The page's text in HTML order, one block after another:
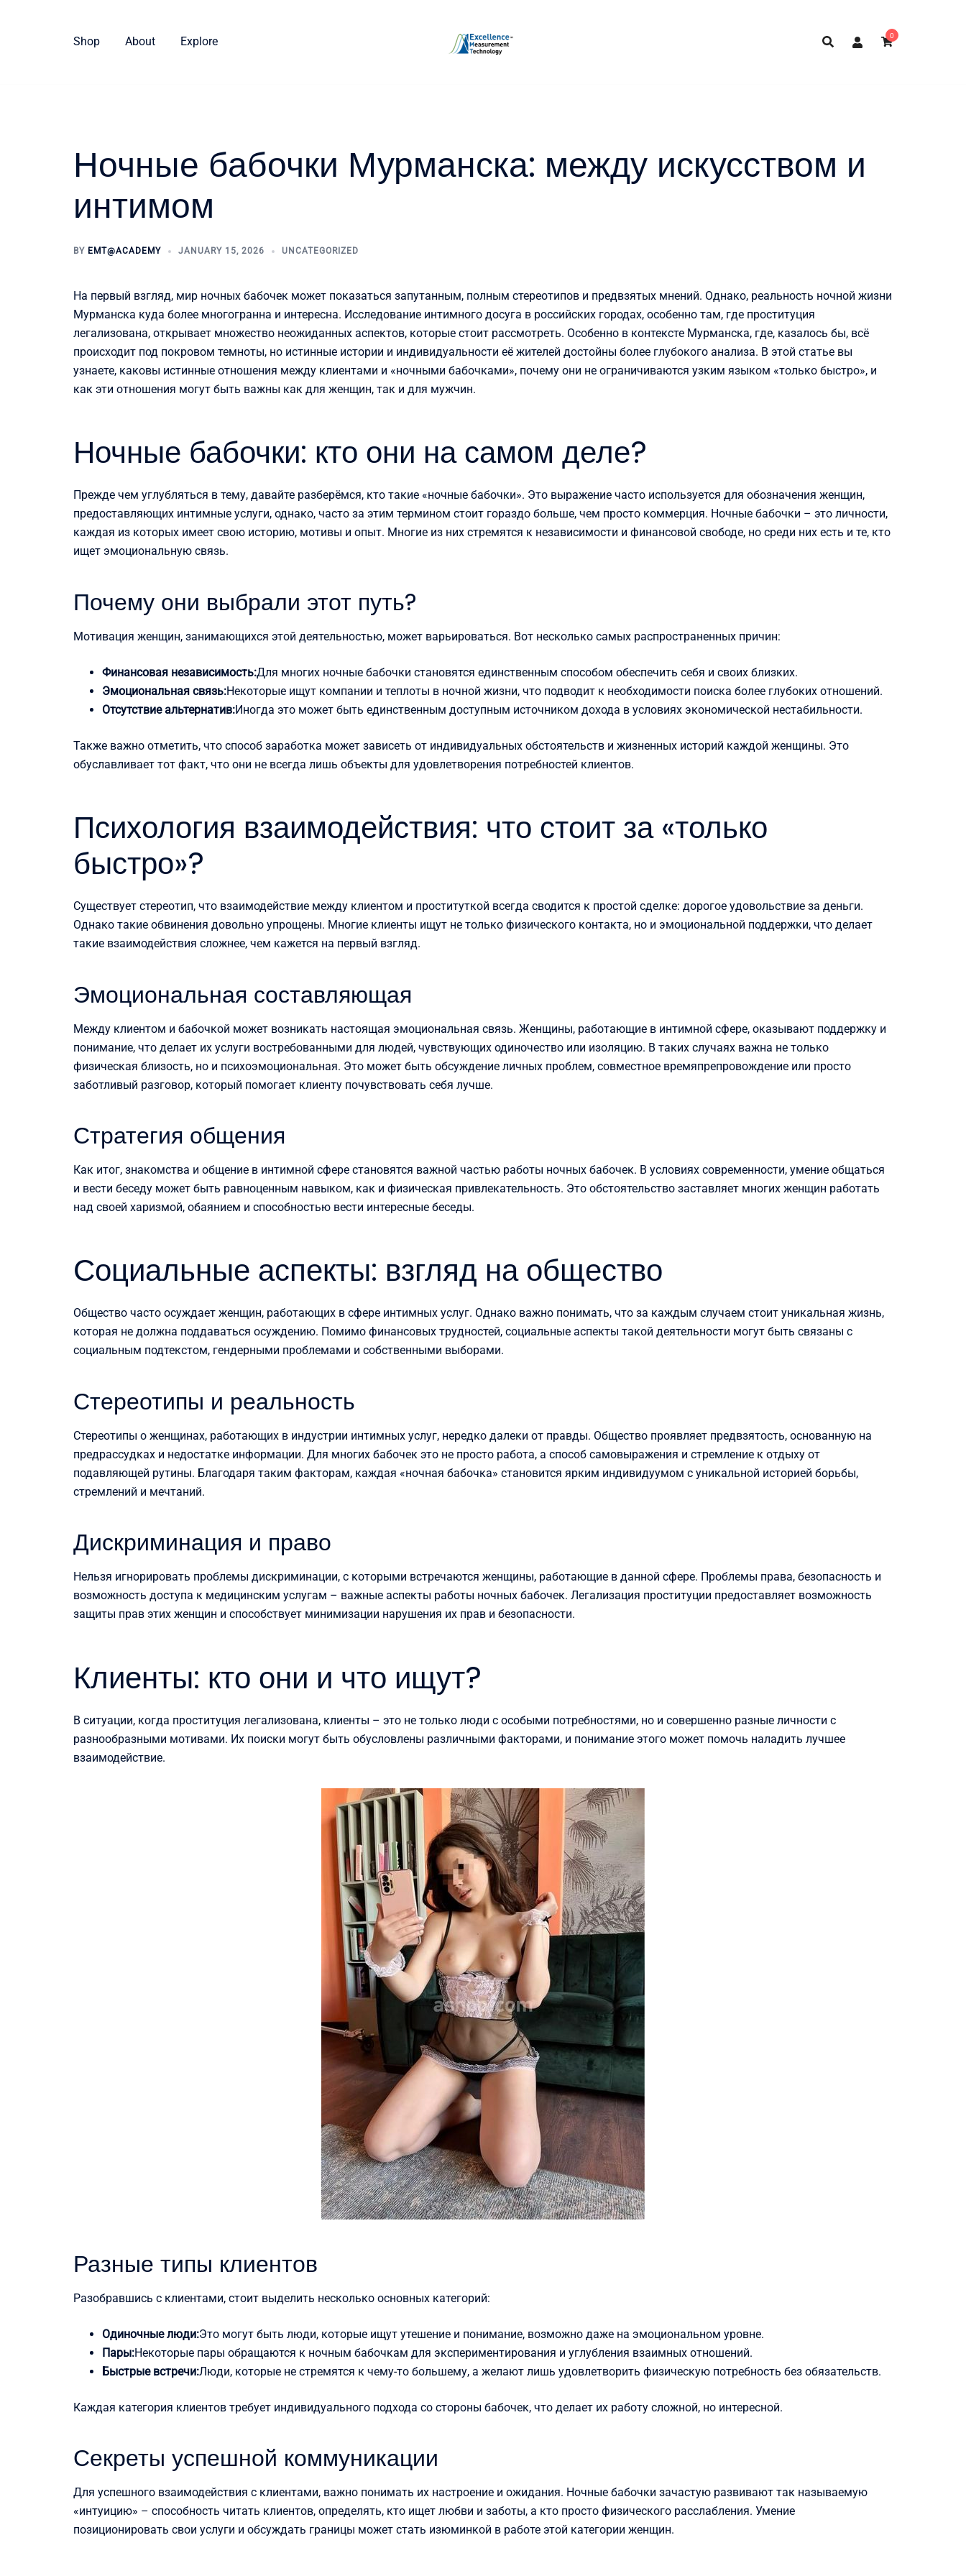
Shop About Explore 0
Ночные бабочки Мурманска: между искусством и
интимом
BY EMT@ACADEMY JANUARY 15, 2026 UNCATEGORIZED
На первый взгляд, мир ночных бабочек может показаться запутанным, полным стереотипов и предвзятых мнений. Однако, реальность ночной жизни
Мурманска куда более многогранна и интересна. Исследование интимного досуга в российских городах, особенно там, где проституция
легализована, открывает множество неожиданных аспектов, которые стоит рассмотреть. Особенно в контексте Мурманска, где, казалось бы, всё
происходит под покровом темноты, но истинные истории и индивидуальности её жителей достойны более глубокого анализа. В этой статье вы
узнаете, каковы истинные отношения между клиентами и «ночными бабочками», почему они не ограничиваются узким языком «только быстро», и
как эти отношения могут быть важны как для женщин, так и для мужчин.
Ночные бабочки: кто они на самом деле?
Прежде чем углубляться в тему, давайте разберёмся, кто такие «ночные бабочки». Это выражение часто используется для обозначения женщин,
предоставляющих интимные услуги, однако, часто за этим термином стоит гораздо больше, чем просто коммерция. Ночные бабочки – это личности,
каждая из которых имеет свою историю, мотивы и опыт. Многие из них стремятся к независимости и финансовой свободе, но среди них есть и те, кто
ищет эмоциональную связь.
Почему они выбрали этот путь?
Мотивация женщин, занимающихся этой деятельностью, может варьироваться. Вот несколько самых распространенных причин:
Финансовая независимость:Для многих ночные бабочки становятся единственным способом обеспечить себя и своих близких.
Эмоциональная связь:Некоторые ищут компании и теплоты в ночной жизни, что подводит к необходимости поиска более глубоких отношений.
Отсутствие альтернатив:Иногда это может быть единственным доступным источником дохода в условиях экономической нестабильности.
Также важно отметить, что способ заработка может зависеть от индивидуальных обстоятельств и жизненных историй каждой женщины. Это
обуславливает тот факт, что они не всегда лишь объекты для удовлетворения потребностей клиентов.
Психология взаимодействия: что стоит за «только
быстро»?
Существует стереотип, что взаимодействие между клиентом и проституткой всегда сводится к простой сделке: дорогое удовольствие за деньги.
Однако такие обвинения довольно упрощены. Многие клиенты ищут не только физического контакта, но и эмоциональной поддержки, что делает
такие взаимодействия сложнее, чем кажется на первый взгляд.
Эмоциональная составляющая
Между клиентом и бабочкой может возникать настоящая эмоциональная связь. Женщины, работающие в интимной сфере, оказывают поддержку и
понимание, что делает их услуги востребованными для людей, чувствующих одиночество или изоляцию. В таких случаях важна не только
физическая близость, но и психоэмоциональная. Это может быть обсуждение личных проблем, совместное времяпрепровождение или просто
заботливый разговор, который помогает клиенту почувствовать себя лучше.
Стратегия общения
Как итог, знакомства и общение в интимной сфере становятся важной частью работы ночных бабочек. В условиях современности, умение общаться
и вести беседу может быть равноценным навыком, как и физическая привлекательность. Это обстоятельство заставляет многих женщин работать
над своей харизмой, обаянием и способностью вести интересные беседы.
Социальные аспекты: взгляд на общество
Общество часто осуждает женщин, работающих в сфере интимных услуг. Однако важно понимать, что за каждым случаем стоит уникальная жизнь,
которая не должна поддаваться осуждению. Помимо финансовых трудностей, социальные аспекты такой деятельности могут быть связаны с
социальным подтекстом, гендерными проблемами и собственными выборами.
Стереотипы и реальность
Стереотипы о женщинах, работающих в индустрии интимных услуг, нередко далеки от правды. Общество проявляет предвзятость, основанную на
предрассудках и недостатке информации. Для многих бабочек это не просто работа, а способ самовыражения и стремление к отдыху от
подавляющей рутины. Благодаря таким факторам, каждая «ночная бабочка» становится ярким индивидуумом с уникальной историей борьбы,
стремлений и мечтаний.
Дискриминация и право
Нельзя игнорировать проблемы дискриминации, с которыми встречаются женщины, работающие в данной сфере. Проблемы права, безопасность и
возможность доступа к медицинским услугам – важные аспекты работы ночных бабочек. Легализация проституции предоставляет возможность
защиты прав этих женщин и способствует минимизации нарушения их прав и безопасности.
Клиенты: кто они и что ищут?
В ситуации, когда проституция легализована, клиенты – это не только люди с особыми потребностями, но и совершенно разные личности с
разнообразными мотивами. Их поиски могут быть обусловлены различными факторами, и понимание этого может помочь наладить лучшее
взаимодействие.
Разные типы клиентов
Разобравшись с клиентами, стоит выделить несколько основных категорий:
Одиночные люди:Это могут быть люди, которые ищут утешение и понимание, возможно даже на эмоциональном уровне.
Пары:Некоторые пары обращаются к ночным бабочкам для экспериментирования и углубления взаимных отношений.
Быстрые встречи:Люди, которые не стремятся к чему-то большему, а желают лишь удовлетворить физическую потребность без обязательств.
Каждая категория клиентов требует индивидуального подхода со стороны бабочек, что делает их работу сложной, но интересной.
Секреты успешной коммуникации
Для успешного взаимодействия с клиентами, важно понимать их настроение и ожидания. Ночные бабочки зачастую развивают так называемую
«интуицию» – способность читать клиентов, определять, кто ищет любви и заботы, а кто просто физического расслабления. Умение
позиционировать свои услуги и обсуждать границы может стать изюминкой в работе этой категории женщин.